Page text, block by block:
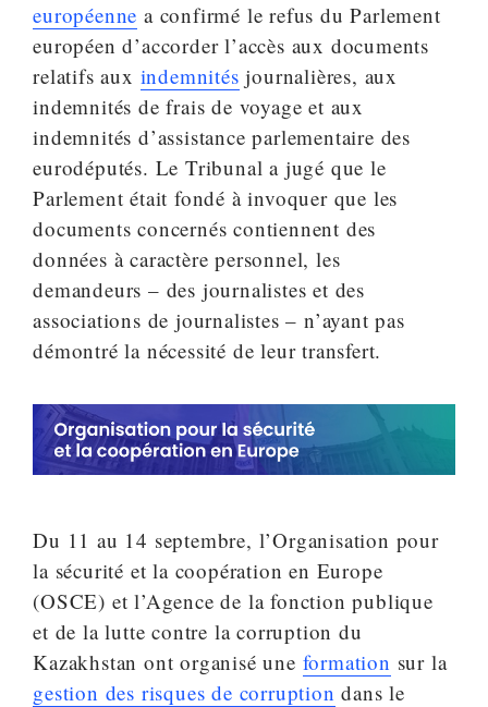
européenne a confirmé le refus du Parlement
européen d’accorder l’accès aux documents
relatifs aux indemnités journalières, aux
indemnités de frais de voyage et aux
indemnités d’assistance parlementaire des
eurodéputés. Le Tribunal a jugé que le
Parlement était fondé à invoquer que les
documents concernés contiennent des
données à caractère personnel, les
demandeurs – des journalistes et des
associations de journalistes – n’ayant pas
démontré la nécessité de leur transfert.
Du 11 au 14 septembre, l’Organisation pour
la sécurité et la coopération en Europe
(OSCE) et l’Agence de la fonction publique
et de la lutte contre la corruption du
Kazakhstan ont organisé une formation sur la
gestion des risques de corruption dans le